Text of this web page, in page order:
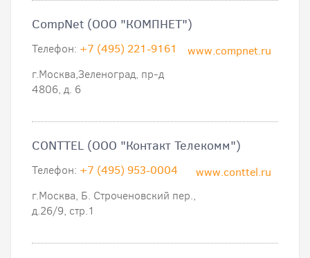
CompNet (ООО "КОМПНЕТ")
www.compnet.ru
Телефон: +7 (495) 221-9161
г.Москва,Зеленоград, пр-д
4806, д. 6
CONTTEL (ООО "Контакт Телекомм")
www.conttel.ru
Телефон: +7 (495) 953-0004
г.Москва, Б. Строченовский пер.,
д.26/9, стр.1